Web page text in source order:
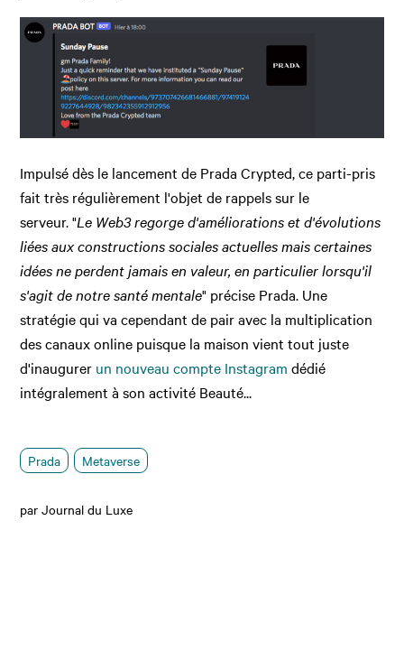
Impulsé dès le lancement de Prada Crypted, ce parti-pris
fait très régulièrement l'objet de rappels sur le
serveur. "Le Web3 regorge d'améliorations et d'évolutions
liées aux constructions sociales actuelles mais certaines
idées ne perdent jamais en valeur, en particulier lorsqu'il
s'agit de notre santé mentale" précise Prada. Une
stratégie qui va cependant de pair avec la multiplication
des canaux online puisque la maison vient tout juste
d'inaugurer un nouveau compte Instagram dédié
intégralement à son activité Beauté...
Prada Metaverse
par Journal du Luxe